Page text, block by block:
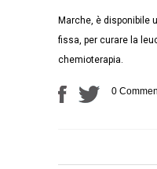
Marche, è disponibile
fissa, per curare la
chemioterapia.
0